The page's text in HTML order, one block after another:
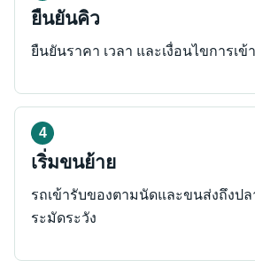
ยืนยันคิว
ยืนยันราคา เวลา และเงื่อนไขการเ
เริ่มขนย้าย
รถเข้ารับของตามนัดและขนส่งถึงปล
ระมัดระวัง